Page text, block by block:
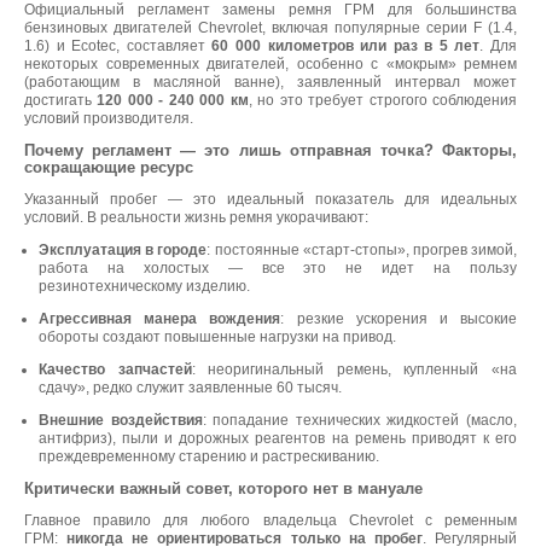
Официальный регламент замены ремня ГРМ для большинства
бензиновых двигателей Chevrolet, включая популярные серии F (1.4,
1.6) и Ecotec, составляет60 000 километров или раз в 5 лет. Для
некоторых современных двигателей, особенно с «мокрым» ремнем
(работающим в масляной ванне), заявленный интервал может
достигать120 000 - 240 000 км, но это требует строгого соблюдения
условий производителя.
Почему регламент — это лишь отправная точка? Факторы,
сокращающие ресурс
Указанный пробег — это идеальный показатель для идеальных
условий. В реальности жизнь ремня укорачивают:
Эксплуатация в городе: постоянные «старт-стопы», прогрев зимой,
работа на холостых — все это не идет на пользу
резинотехническому изделию.
Агрессивная манера вождения: резкие ускорения и высокие
обороты создают повышенные нагрузки на привод.
Качество запчастей: неоригинальный ремень, купленный «на
сдачу», редко служит заявленные 60 тысяч.
Внешние воздействия: попадание технических жидкостей (масло,
антифриз), пыли и дорожных реагентов на ремень приводят к его
преждевременному старению и растрескиванию.
Критически важный совет, которого нет в мануале
Главное правило для любого владельца Chevrolet с ременным
ГРМ:никогда не ориентироваться только на пробег. Регулярный